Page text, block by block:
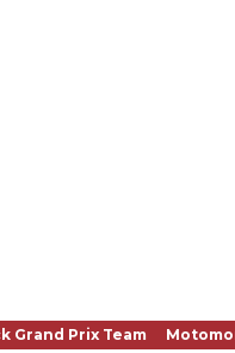
Grand Prix Team